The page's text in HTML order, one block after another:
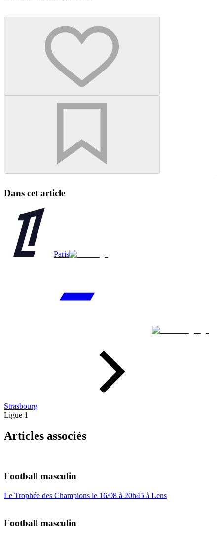
Dans cet article
Paris
Strasbourg
Ligue 1
Articles associés
Football masculin
Le Trophée des Champions le 16/08 à 20h45 à Lens
Football masculin